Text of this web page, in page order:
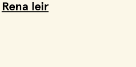
Rena leir